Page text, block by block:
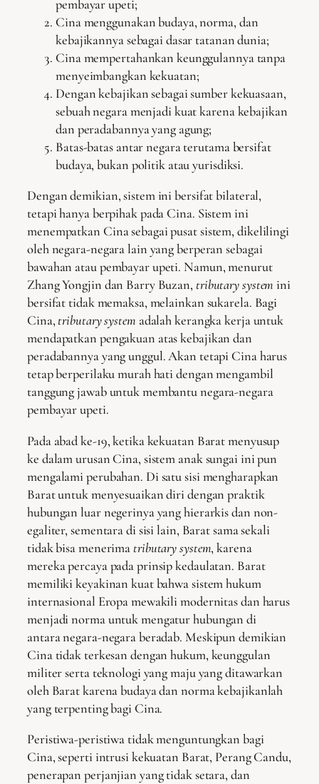
pembayar upeti;
Cina menggunakan budaya, norma, dan
kebajikannya sebagai dasar tatanan dunia;
Cina mempertahankan keunggulannya tanpa
menyeimbangkan kekuatan;
Dengan kebajikan sebagai sumber kekuasaan,
sebuah negara menjadi kuat karena kebajikan
dan peradabannya yang agung;
Batas-batas antar negara terutama bersifat
budaya, bukan politik atau yurisdiksi.
Dengan demikian, sistem ini bersifat bilateral,
tetapi hanya berpihak pada Cina. Sistem ini
menempatkan Cina sebagai pusat sistem, dikelilingi
oleh negara-negara lain yang berperan sebagai
bawahan atau pembayar upeti. Namun, menurut
Zhang Yongjin dan Barry Buzan, tributary systemini
bersifat tidak memaksa, melainkan sukarela. Bagi
Cina, tributary system adalah kerangka kerja untuk
mendapatkan pengakuan atas kebajikan dan
peradabannya yang unggul. Akan tetapi Cina harus
tetap berperilaku murah hati dengan mengambil
tanggung jawab untuk membantu negara-negara
pembayar upeti.
Pada abad ke-19, ketika kekuatan Barat menyusup
ke dalam urusan Cina, sistem anak sungai ini pun
mengalami perubahan. Di satu sisi mengharapkan
Barat untuk menyesuaikan diri dengan praktik
hubungan luar negerinya yang hierarkis dan non-
egaliter, sementara di sisi lain, Barat sama sekali
tidak bisa menerima tributary system, karena
mereka percaya pada prinsip kedaulatan. Barat
memiliki keyakinan kuat bahwa sistem hukum
internasional Eropa mewakili modernitas dan harus
menjadi norma untuk mengatur hubungan di
antara negara-negara beradab. Meskipun demikian
Cina tidak terkesan dengan hukum, keunggulan
militer serta teknologi yang maju yang ditawarkan
oleh Barat karena budaya dan norma kebajikanlah
yang terpenting bagi Cina.
Peristiwa-peristiwa tidak menguntungkan bagi
Cina, seperti intrusi kekuatan Barat, Perang Candu,
penerapan perjanjian yang tidak setara, dan